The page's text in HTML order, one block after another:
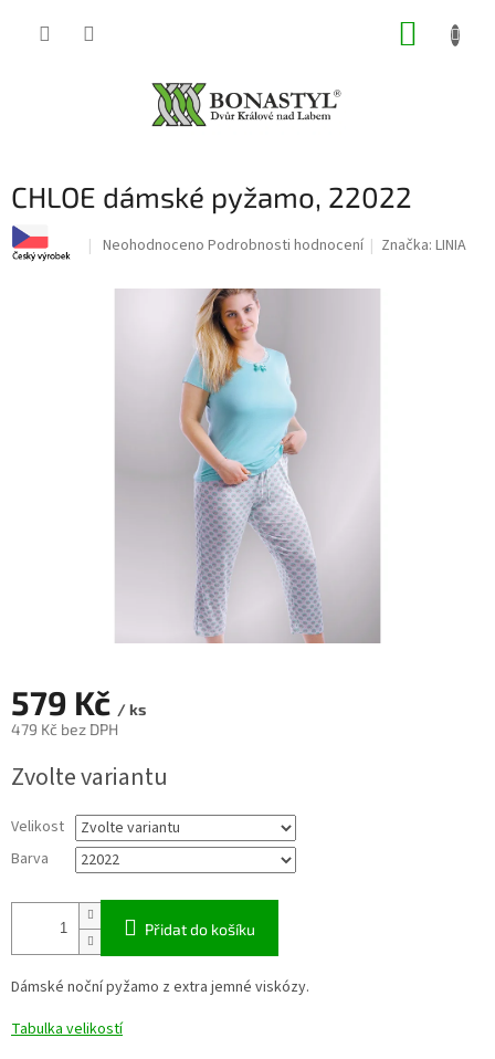
CHLOE dámské pyžamo, 22022
Průměrné
produktu
Neohodnoceno Podrobnosti hodnocení Značka:LINIA
579 Kč / ks
479 Kč bez DPH
cena:
Zvolte variantu
Velikost
Barva
Přidat do košíku
Dámské noční pyžamo z extra jemné viskózy.
Tabulka velikostí